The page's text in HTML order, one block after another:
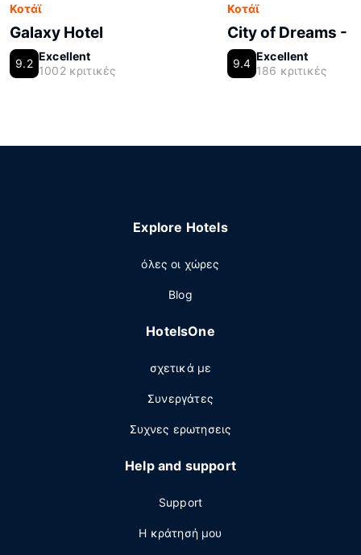
Κοτάϊ
Galaxy Hotel
9.2
Excellent
1002 κριτικές
Κοτάϊ
City of Dreams -
9.4
Excellent
186 κριτικές
Explore Hotels
όλες οι χώρες
Blog
HotelsOne
σχετικά με
Συνεργάτες
Συχνες ερωτησεις
Help and support
Support
Η κράτησή μου